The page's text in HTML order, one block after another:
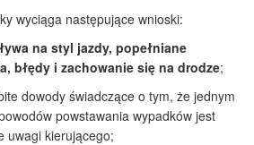
wyciąga następujące wnioski:
na styl jazdy, popełniane
błędy i zachowanie się na drodze;
dowody świadczące o tym, że jednym
powstawania wypadków jest
uwagi kierującego;